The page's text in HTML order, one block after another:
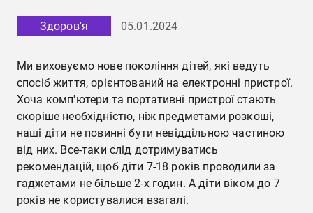
Здоров'я 05.01.2024
Ми виховуємо нове покоління дітей, які ведуть
спосіб життя, орієнтований на електронні пристрої.
Хоча комп'ютери та портативні пристрої стають
скоріше необхідністю, ніж предметами розкоші,
наші діти не повинні бути невіддільною частиною
від них. Все-таки слід дотримуватись
рекомендацій, щоб діти 7-18 років проводили за
гаджетами не більше 2-х годин. А діти віком до 7
років не користувалися взагалі.